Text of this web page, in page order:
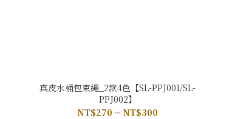
真皮水桶包束繩_2款4色【SL-PPJ001/SL-
PPJ002】
NT$270 ~ NT$300